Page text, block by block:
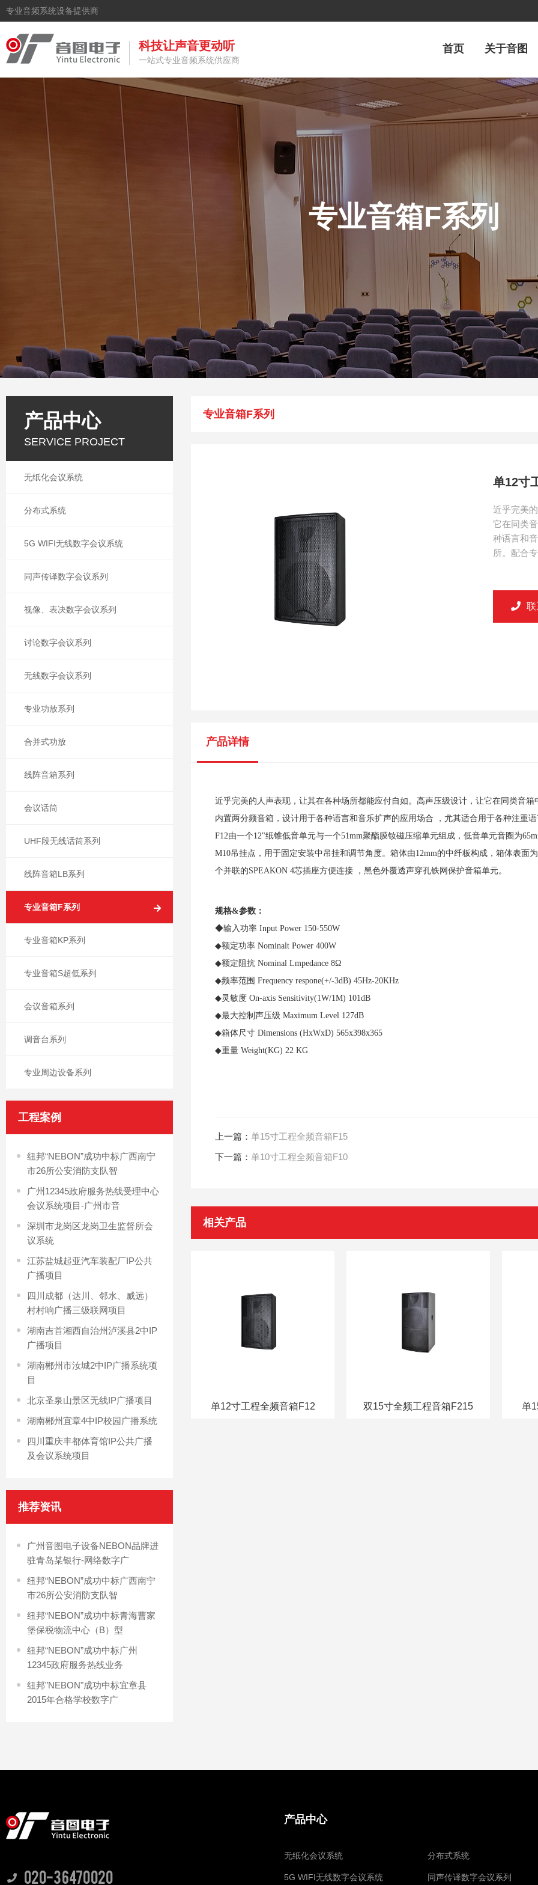
专业音频系统设备提供商
科技让声音更动听
一站式专业音频系统供应商
首页 关于音图
专业音箱F系列
产品中心
SERVICE PROJECT
无纸化会议系统
分布式系统
5G WIFI无线数字会议系统
同声传译数字会议系列
视像、表决数字会议系列
讨论数字会议系列
无线数字会议系列
专业功放系列
合并式功放
线阵音箱系列
会议话筒
UHF段无线话筒系列
线阵音箱LB系列
专业音箱F系列
专业音箱KP系列
专业音箱S超低系列
会议音箱系列
调音台系列
专业周边设备系列
工程案例
纽邦“NEBON”成功中标广西南宁
市26所公安消防支队智
广州12345政府服务热线受理中心
会议系统项目-广州市音
深圳市龙岗区龙岗卫生监督所会
议系统
江苏盐城起亚汽车装配厂IP公共
广播项目
四川成都（达川、邻水、威远）
村村响广播三级联网项目
湖南吉首湘西自治州泸溪县2中IP
广播项目
湖南郴州市汝城2中IP广播系统项
目
北京圣泉山景区无线IP广播项目
湖南郴州宜章4中IP校园广播系统
四川重庆丰都体育馆IP公共广播
及会议系统项目
推荐资讯
广州音图电子设备NEBON品牌进
驻青岛某银行-网络数字广
纽邦“NEBON”成功中标广西南宁
市26所公安消防支队智
纽邦“NEBON”成功中标青海曹家
堡保税物流中心（B）型
纽邦“NEBON”成功中标广州
12345政府服务热线业务
纽邦"NEBON"成功中标宜章县
2015年合格学校数字广
专业音箱F系列
单12寸
近乎完美
它在同类
种语言和
所。配合
产品详情
近乎完美的人声表现，让其在各种场所都能应付自如。高声压级设计，让它在同类音
内置两分频音箱，设计用于各种语言和音乐扩声的应用场合
，尤其适合用于各种注重
F12由一个12"纸锥低音单元与一个51mm聚酯膜钕磁压缩单元组成，低音单元音圈为
M10吊挂点，用于固定安装中吊挂和调节角度。箱体由12mm的中纤板构成，箱体表面
个并联的SPEAKON 4芯插座方便连接 ，黑色外覆透声穿孔铁网保护音箱单元。
规格&参数：
◆输入功率 Input Power 150-550W
◆额定功率 Nominalt Power400W
◆额定阻抗 Nominal Lmpedance8Ω
◆频率范围 Frequency respone(+/-3dB)45Hz-20KHz
◆灵敏度 On-axis Sensitivity(1W/1M) 101dB
◆最大控制声压级 Maximum Level 127dB
◆箱体尺寸 Dimensions (HxWxD)565x398x365
◆重量 Weight(KG)22 KG
上一篇：单15寸工程全频音箱F15
下一篇：单10寸工程全频音箱F10
相关产品
单12寸工程全频音箱F12 双15寸全频工程音箱F215 单
020-36470020
产品中心
无纸化会议系统 分布式系统
5G WIFI无线数字会议系统 同声传译数字会议系列